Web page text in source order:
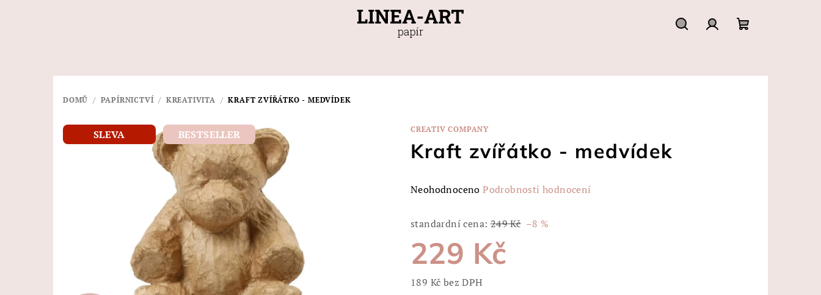
košík
DOMŮ / PAPÍRNICTVÍ / KREATIVITA / KRAFT ZVÍŘÁTKO - MEDVÍDEK
CREATIV COMPANY
Kraft zvířátko - medvídek
Průměrné
produktu
0,0
z
5
Neohodnoceno Podrobnosti hodnocení
standardní cena: 249 Kč –8 %
229 Kč
189 Kč bez DPH
SLEVA BESTSELLER